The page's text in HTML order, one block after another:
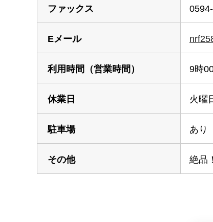
ファックス
Eメール
利用時間 （営業時間） 9時
休業日 火曜
駐車場 あり
その他 絶品